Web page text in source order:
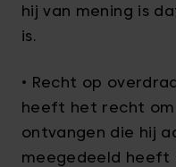
hij van mening is
is.
• Recht op
heeft het recht om
ontvangen die hij
meegedeeld heeft